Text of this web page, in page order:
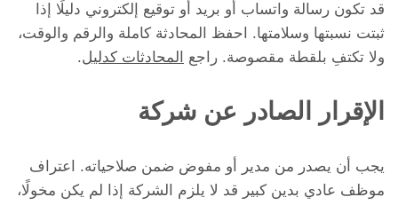
قد تكون رسالة واتساب أو بريد أو توقيع إلكتروني دليلًا إذا
ثبتت نسبتها وسلامتها. احفظ المحادثة كاملة والرقم والوقت،
ولا تكتفِ بلقطة مقصوصة. راجع
المحادثات كدليل.
الإقرار الصادر عن شركة
يجب أن يصدر من مدير أو مفوض ضمن صلاحياته. اعتراف
موظف عادي بدين كبير قد لا يلزم الشركة إذا لم يكن مخولًا،